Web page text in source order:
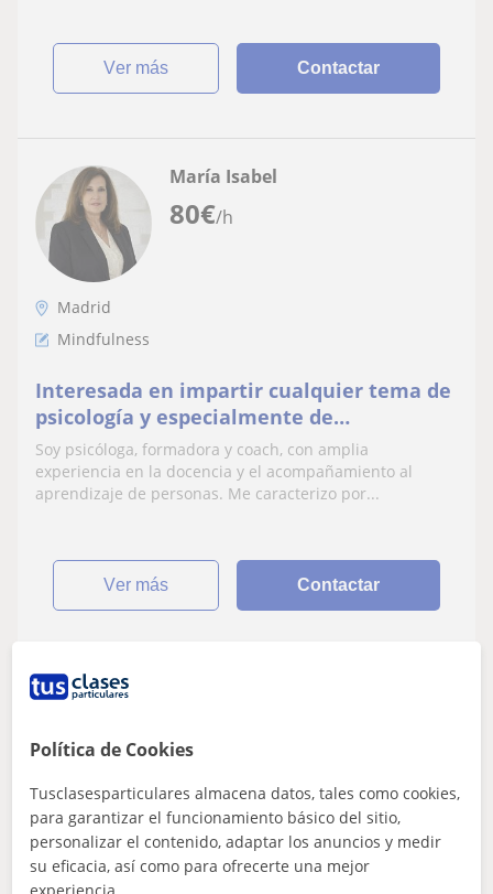
ver más Contactar
80€/h
María Isabel
Madrid
Mindfulness
Interesada en impartir cualquier tema de
psicología y especialmente de
Mindfulness y desarrollo personal
Soy psicóloga, formadora y coach, con amplia
experiencia en la docencia y el acompañamiento al
aprendizaje de personas. Me caracterizo por...
ver más Contactar
Murcia
Mindfulness
Política de Cookies
Tusclasesparticulares almacena datos, tales como cookies,
para garantizar el funcionamiento básico del sitio,
personalizar el contenido, adaptar los anuncios y medir
su eficacia, así como para ofrecerte una mejor
experiencia.